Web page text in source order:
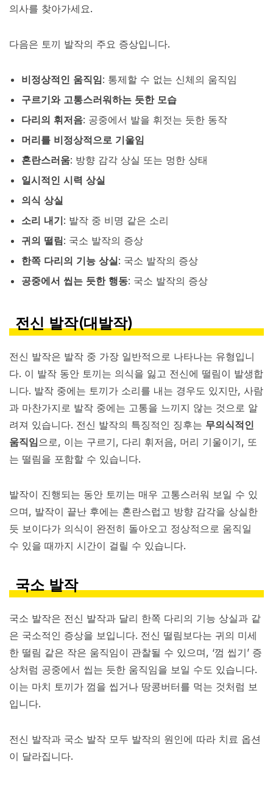
의사를 찾아가세요.
다음은 토끼 발작의 주요 증상입니다.
비정상적인 움직임: 통제할 수 없는 신체의 움직임
구르기와 고통스러워하는 듯한 모습
다리의 휘저음: 공중에서 발을 휘젓는 듯한 동작
머리를 비정상적으로 기울임
혼란스러움: 방향 감각 상실 또는 멍한 상태
일시적인 시력 상실
의식 상실
소리 내기: 발작 중 비명 같은 소리
귀의 떨림: 국소 발작의 증상
한쪽 다리의 기능 상실: 국소 발작의 증상
공중에서 씹는 듯한 행동: 국소 발작의 증상
전신 발작(대발작)
전신 발작은 발작 중 가장 일반적으로 나타나는 유형입니
다. 이 발작 동안 토끼는 의식을 잃고 전신에 떨림이 발생합
니다. 발작 중에는 토끼가 소리를 내는 경우도 있지만, 사람
과 마찬가지로 발작 중에는 고통을 느끼지 않는 것으로 알
려져 있습니다. 전신 발작의 특징적인 징후는 무의식적인
움직임으로, 이는 구르기, 다리 휘저음, 머리 기울이기, 또
는 떨림을 포함할 수 있습니다.
발작이 진행되는 동안 토끼는 매우 고통스러워 보일 수 있
으며, 발작이 끝난 후에는 혼란스럽고 방향 감각을 상실한
듯 보이다가 의식이 완전히 돌아오고 정상적으로 움직일
수 있을 때까지 시간이 걸릴 수 있습니다.
국소 발작
국소 발작은 전신 발작과 달리 한쪽 다리의 기능 상실과 같
은 국소적인 증상을 보입니다. 전신 떨림보다는 귀의 미세
한 떨림 같은 작은 움직임이 관찰될 수 있으며, ‘껌 씹기’ 증
상처럼 공중에서 씹는 듯한 움직임을 보일 수도 있습니다.
이는 마치 토끼가 껌을 씹거나 땅콩버터를 먹는 것처럼 보
입니다.
전신 발작과 국소 발작 모두 발작의 원인에 따라 치료 옵션
이 달라집니다.